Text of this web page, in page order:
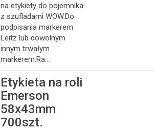
na etykiety do pojemnika
z szufladami WOW.Do
podpisania markerem
Leitz lub dowolnym
innym trwałym
markerem.Ra...
Etykieta na roli
Emerson
58x43mm
700szt.